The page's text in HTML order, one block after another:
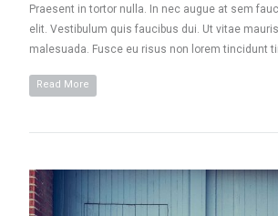
Praesent in tortor nulla. In nec augue at sem
elit. Vestibulum quis faucibus dui. Ut vitae
malesuada. Fusce eu risus non lorem tincidunt
Read More